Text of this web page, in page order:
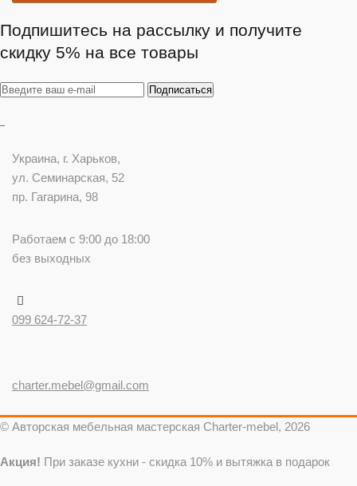
Подпишитесь на рассылку и получите
скидку 5% на все товары
Украина, г. Харьков,
ул. Семинарская, 52
пр. Гагарина, 98
Работаем с 9:00 до 18:00
без выходных
099 624-72-37
charter.mebel@gmail.com
© Авторская мебельная мастерская Charter-mebel, 2026
Акция! При заказе кухни - скидка 10% и вытяжка в подарок